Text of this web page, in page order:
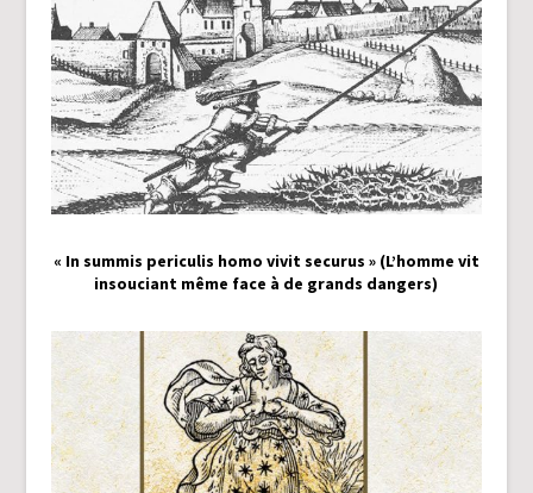
« In summis periculis homo vivit securus » (L’homme vit
insouciant même face à de grands dangers)